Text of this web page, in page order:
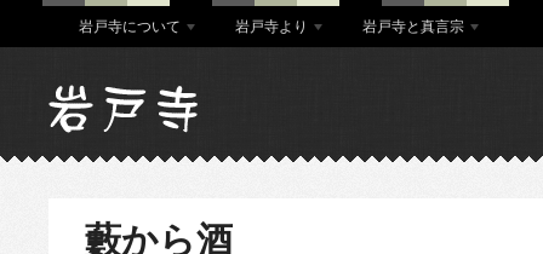
岩戸寺について 岩戸寺より 岩戸寺と真言宗
藪から酒